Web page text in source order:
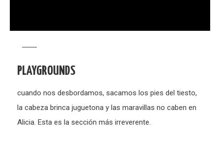
PLAYGROUNDS
cuando nos desbordamos, sacamos los pies del tiesto,
la cabeza brinca juguetona y las maravillas no caben en
Alicia. Esta es la sección más irreverente.